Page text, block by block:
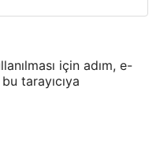
için adım, e-
tarayıcıya